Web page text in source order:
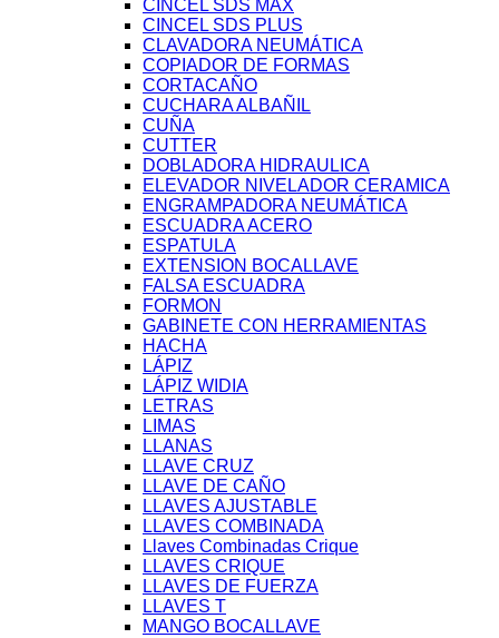
CINCEL SDS MAX
CINCEL SDS PLUS
CLAVADORA NEUMÁTICA
COPIADOR DE FORMAS
CORTACAÑO
CUCHARA ALBAÑIL
CUÑA
CUTTER
DOBLADORA HIDRAULICA
ELEVADOR NIVELADOR CERAMICA
ENGRAMPADORA NEUMÁTICA
ESCUADRA ACERO
ESPATULA
EXTENSION BOCALLAVE
FALSA ESCUADRA
FORMON
GABINETE CON HERRAMIENTAS
HACHA
LÁPIZ
LÁPIZ WIDIA
LETRAS
LIMAS
LLANAS
LLAVE CRUZ
LLAVE DE CAÑO
LLAVES AJUSTABLE
LLAVES COMBINADA
Llaves Combinadas Crique
LLAVES CRIQUE
LLAVES DE FUERZA
LLAVES T
MANGO BOCALLAVE